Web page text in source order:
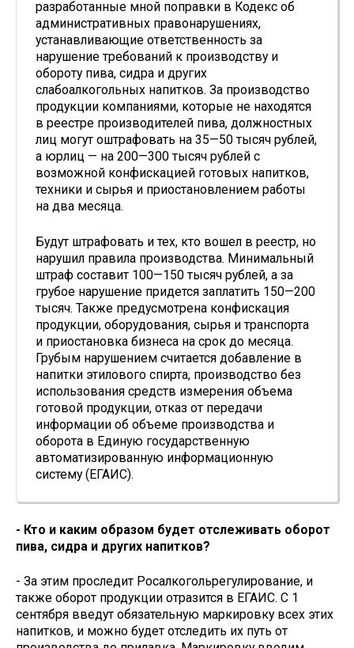
разработанные мной поправки в Кодекс об
административных правонарушениях,
устанавливающие ответственность за
нарушение требований к производству и
обороту пива, сидра и других
слабоалкогольных напитков. За производство
продукции компаниями, которые не находятся
в реестре производителей пива, должностных
лиц могут оштрафовать на 35—50 тысяч рублей,
а юрлиц — на 200—300 тысяч рублей с
возможной конфискацией готовых напитков,
техники и сырья и приостановлением работы
на два месяца.
Будут штрафовать и тех, кто вошел в реестр, но
нарушил правила производства. Минимальный
штраф составит 100—150 тысяч рублей, а за
грубое нарушение придется заплатить 150—200
тысяч. Также предусмотрена конфискация
продукции, оборудования, сырья и транспорта
и приостановка бизнеса на срок до месяца.
Грубым нарушением считается добавление в
напитки этилового спирта, производство без
использования средств измерения объема
готовой продукции, отказ от передачи
информации об объеме производства и
оборота в Единую государственную
автоматизированную информационную
систему (ЕГАИС).
- Кто и каким образом будет отслеживать оборот
пива, сидра и других напитков?
- За этим проследит Росалкогольрегулирование, и
также оборот продукции отразится в ЕГАИС. С 1
сентября введут обязательную маркировку всех этих
напитков, и можно будет отследить их путь от